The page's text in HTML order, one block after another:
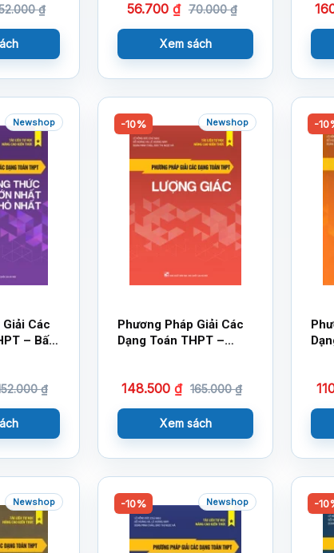
₫ 56.700 ₫ 70.000₫
Xem sách
Newshop
Các
– Bất
₫
-10% Newshop
Phương Pháp Giải Các
Dạng Toán THPT –
148.500₫ 165.000₫
Xem sách
-
Newshop -10% Newshop -